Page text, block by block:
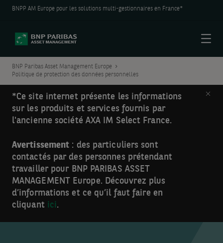
BNPP AM Europe pour les solutions multi-gestionnaires en France*
BNP Paribas Asset Management Europe
Politique de protection des données personnelles
*Ce site internet présente les informations
sur les produits et services fournis par
l'ancienne société AXA IM Select France.
Avertissement : des particuliers sont
contactés par des personnes prétendant
travailler pour BNP PARIBAS ASSET
MANAGEMENT Europe. Découvrez plus
d’informations et ce qu’il faut faire en
cliquant ici.